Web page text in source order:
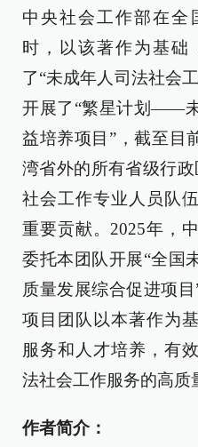
中央社会工作部在全
时，以该著作为基础
了“未成年人司法社会
开展了“繁星计划——
益培养项目”，截至目
湾省外的所有省级行
社会工作专业人员队
重要贡献。2025年，
委托本团队开展“全国
质量发展综合促进项
项目团队以本著作为
服务和人才培养，有
法社会工作服务的高质
作者简介：